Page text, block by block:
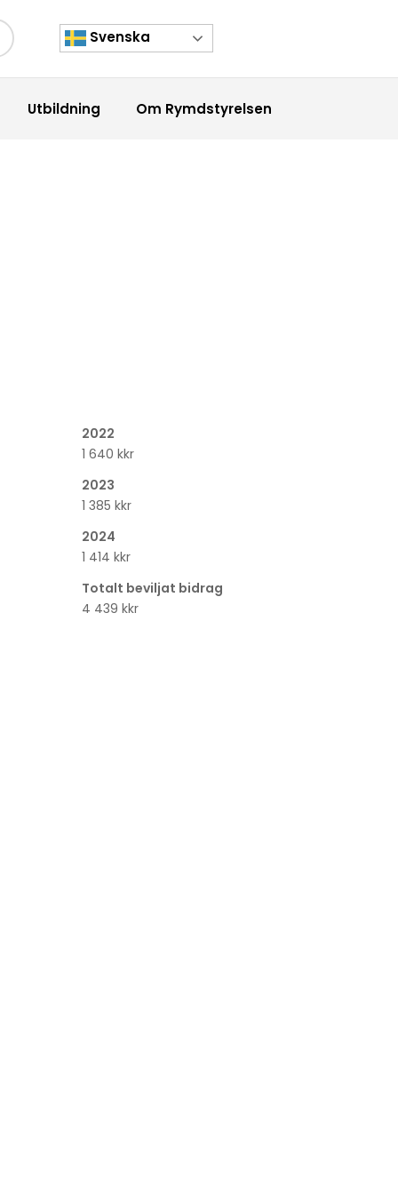
Svenska
Utbildning Om Rymdstyrelsen
2022
1 640 kkr
2023
1 385 kkr
2024
1 414 kkr
Totalt beviljat bidrag
4 439 kkr